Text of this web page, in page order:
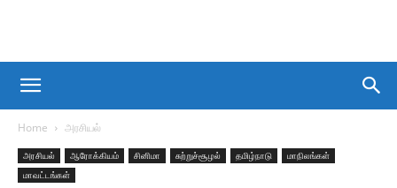
Home அரசியல்
அரசியல் ஆரோக்கியம் சினிமா சுற்றுச்சூழல் தமிழ்நாடு
மாநிலங்கள்
மாவட்டங்கள்